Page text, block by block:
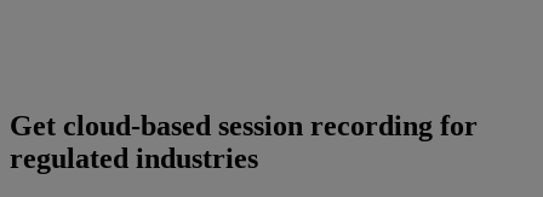
Get cloud-based session recording for
regulated industries